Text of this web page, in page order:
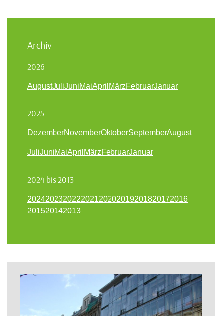
Archiv
2026
AugustJuliJuniMaiApril MärzFebruarJanuar
2025
DezemberNovemberOktoberSeptemberAugust
JuliJuniMaiApril MärzFebruarJanuar
2024 bis 2013
202420232022202120202019201820172016
201520142013